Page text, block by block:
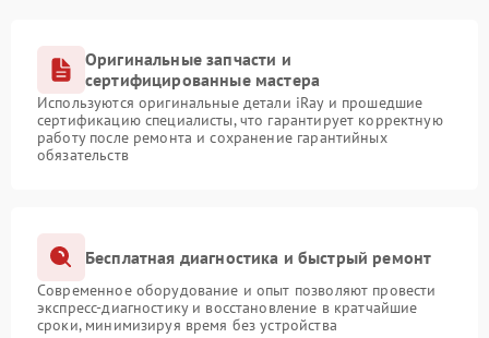
Оригинальные запчасти и
сертифицированные мастера
Используются оригинальные детали iRay и прошедшие
сертификацию специалисты, что гарантирует корректную
работу после ремонта и сохранение гарантийных
обязательств
Бесплатная диагностика и быстрый ремонт
Современное оборудование и опыт позволяют провести
экспресс-диагностику и восстановление в кратчайшие
сроки, минимизируя время без устройства